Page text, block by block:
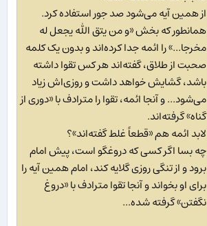
از همین آیه می‌شود صد جور استفاده کرد.
همانطور که بخش «و من یتق الله یجعل له
مخرجا...» را ائمه جدا کرده‌اند و بدون یک کلمه
صحبت از طلاق، گفته‌اند هر کس تقوا داشته
باشد، گشایش خواهد داشت و روزی‌اش زیاد
می‌شود... و آنجا ائمه، تقوا را مترادف با «دوری از
گناه» گرفته‌اند.
لابد ائمه هم «قطعاً غلط گفته‌اند»؟
چه بسا اگر کسی که دروغگو است، پیش امام
برود و از تنگی روزی گلایه کند، امام همین آیه را
برای او بخواند و آنجا تقوا مترادف با «دروغ
نگفتن» گرفته شده...